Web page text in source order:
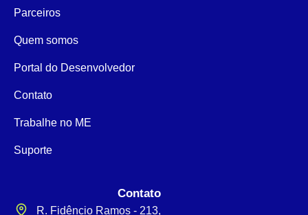
Parceiros
Quem somos
Portal do Desenvolvedor
Contato
Trabalhe no ME
Suporte
Contato
R. Fidêncio Ramos - 213,